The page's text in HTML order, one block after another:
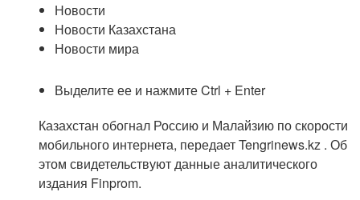
Новости
Новости Казахстана
Новости мира
Выделите ее и нажмите Ctrl + Enter
Казахстан обогнал Россию и Малайзию по скорости
мобильного интернета, передает Tengrinews.kz . Об
этом свидетельствуют данные аналитического
издания Finprom.